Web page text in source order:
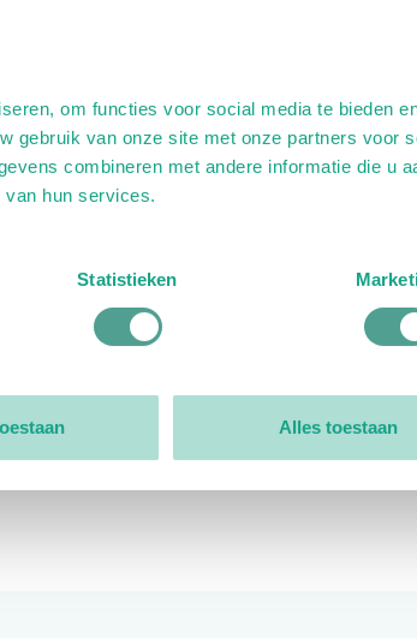
om functies voor social media te bieden
gebruik van onze site met onze partners voor
combineren met andere informatie die u
hun services.
Statistieken
Alles toestaan
Open: 09:00 -